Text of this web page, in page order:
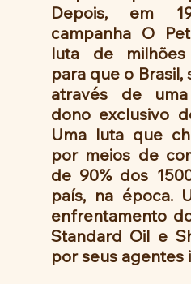
Depois, em
campanha O
luta de
para que o
através de
dono exclusivo
Uma luta que
por meios de
de 90% dos
país, na época.
enfrentamento
Standard Oil e
por seus agentes